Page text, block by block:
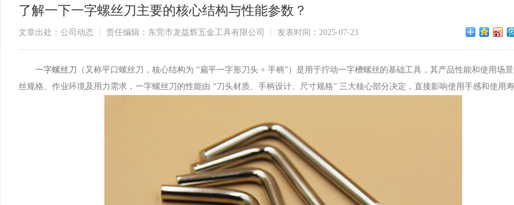
了解一下一字螺丝刀主要的核心结构与性能参数？
文章出处：公司动态 责任编辑：东莞市龙益辉五金工具有限公司 发表时间：2025-07-23
​一字螺丝刀
（又称平口螺丝刀，核心结构为 “扁平一字形刀头 + 手柄”）是用于拧动一字槽螺丝的基础工具，其产品性能和使用场
丝规格、作业环境及用力需求，一字螺丝刀的性能由 “刀头材质、手柄设计、尺寸规格” 三大核心部分决定，直接影响使用手感和使用寿